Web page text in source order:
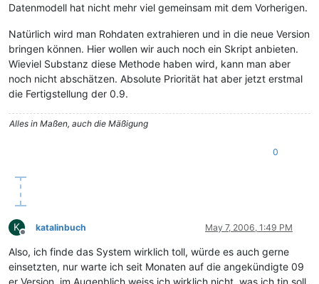
Datenmodell hat nicht mehr viel gemeinsam mit dem Vorherigen.
Natürlich wird man Rohdaten extrahieren und in die neue Version
bringen können. Hier wollen wir auch noch ein Skript anbieten.
Wieviel Substanz diese Methode haben wird, kann man aber
noch nicht abschätzen. Absolute Priorität hat aber jetzt erstmal
die Fertigstellung der 0.9.
Alles in Maßen, auch die Mäßigung
0
K
Offline
katalinbuch May 7, 2006, 1:49 PM
Also, ich finde das System wirklich toll, würde es auch gerne
einsetzten, nur warte ich seit Monaten auf die angekündigte 09
er Version, im Augenblich weiss ich wirklich nicht, was ich tin soll,